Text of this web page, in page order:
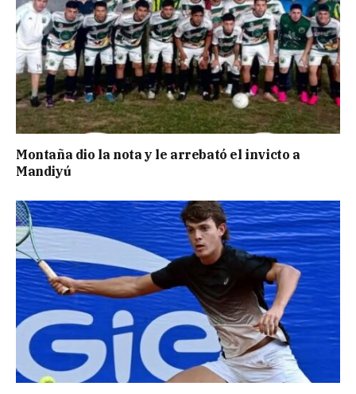
Montaña dio la nota y le arrebató el invicto a
Mandiyú